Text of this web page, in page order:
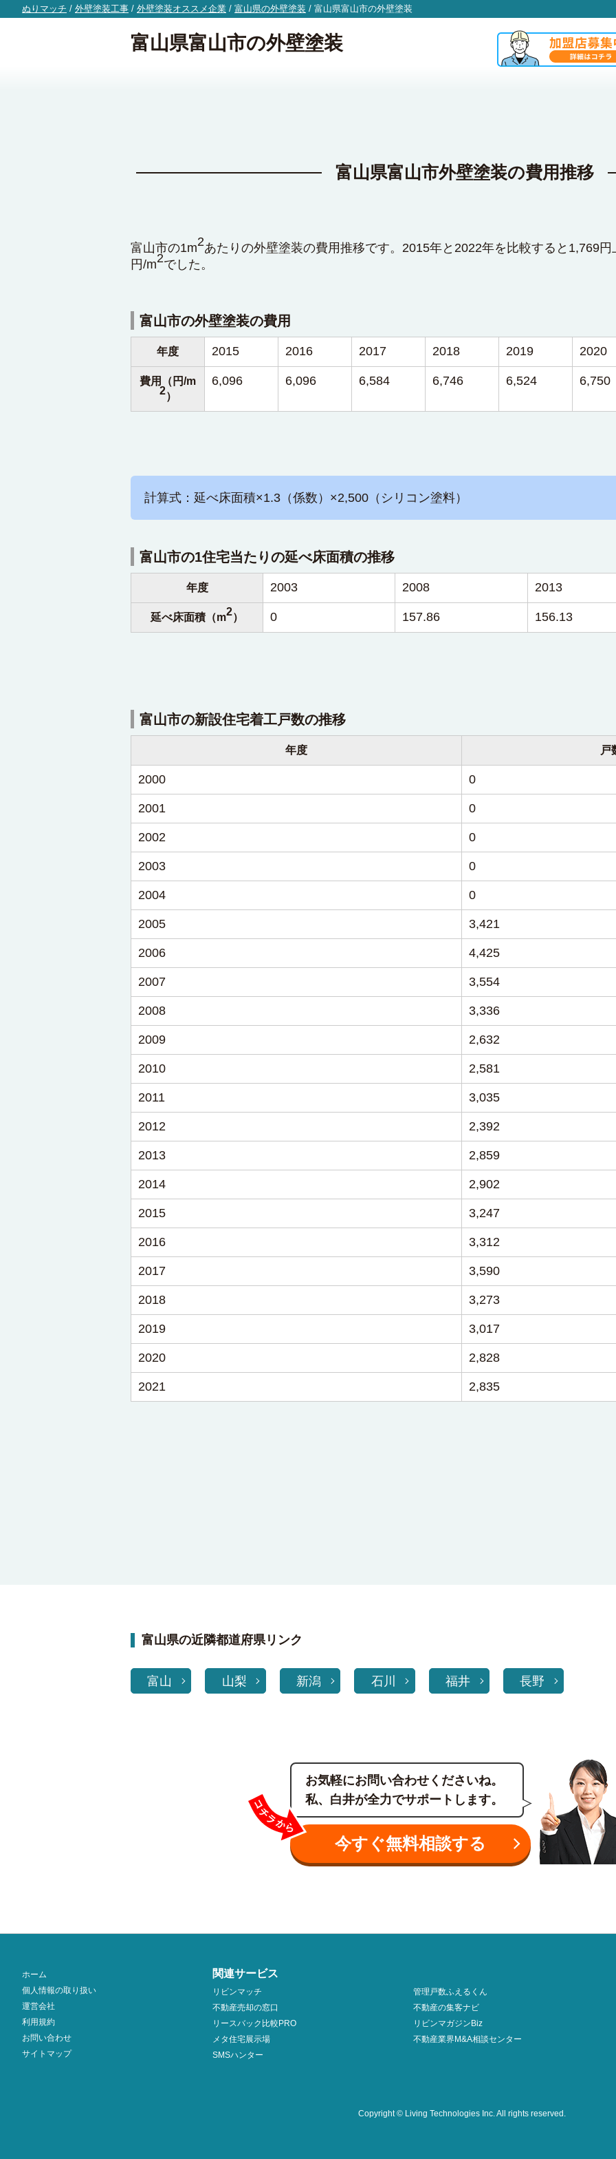
ぬりマッチ / 外壁塗装工事 / 外壁塗装オススメ企業 / 富山県の外壁塗装 / 富山県富山市の外壁塗装
富山県富山市の外壁塗装
富山県富山市外壁塗装の費用推移
富山市の1m2あたりの外壁塗装の費用推移です。2015年と2022年を比較すると1,769
円/m2でした。
富山市の外壁塗装の費用
年度 2015 2016 2017 2018 2019 2020
費用（円/m
2）
6,096 6,096 6,584 6,746 6,524 6,750
計算式：延べ床面積×1.3（係数）×2,500（シリコン塗料）
富山市の1住宅当たりの延べ床面積の推移
年度 2003 2008 2013
延べ床面積（m2） 0 157.86 156.13
富山市の新設住宅着工戸数の推移
年度 戸
2000 0
2001 0
2002 0
2003 0
2004 0
2005 3,421
2006 4,425
2007 3,554
2008 3,336
2009 2,632
2010 2,581
2011 3,035
2012 2,392
2013 2,859
2014 2,902
2015 3,247
2016 3,312
2017 3,590
2018 3,273
2019 3,017
2020 2,828
2021 2,835
富山県の近隣都道府県リンク
富山 山梨 新潟 石川 福井 長野
お気軽にお問い合わせくださいね。
私、白井が全力でサポートします。
今すぐ無料相談する
ホーム
個人情報の取り扱い
運営会社
利用規約
お問い合わせ
サイトマップ
関連サービス
リビンマッチ
不動産売却の窓口
リースバック比較PRO
メタ住宅展示場
SMSハンター
管理戸数ふえるくん
不動産の集客ナビ
リビンマガジンBiz
不動産業界M&A相談センター
Copyright © Living Technologies Inc.All rights reserved.